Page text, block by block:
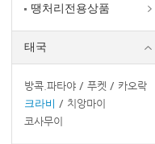
땡처리전용상품
태국
방콕.파타야 푸켓
카오락
크라비
치앙마이
코사무이